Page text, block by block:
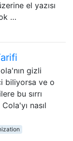
el yazısı
…
gizli
biliyorsa ve o
bu sırrı
nasıl